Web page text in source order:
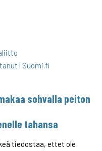
| Suomi.fi
tahansa
tiedostaa, ettet ole